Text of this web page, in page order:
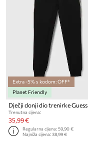
Extra -5% s kodom: OFF*
Planet Friendly
Dječji donji dio trenirke Guess
Trenutna cijena:
35,99 €
Regularna cijena:59,90 €
Najniža cijena:38,99 €